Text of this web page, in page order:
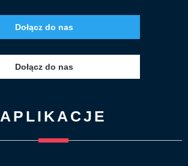
Dołącz do nas
Dołącz do nas
APLIKACJE